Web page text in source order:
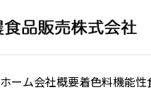
ホーム会社概要着色料機能性